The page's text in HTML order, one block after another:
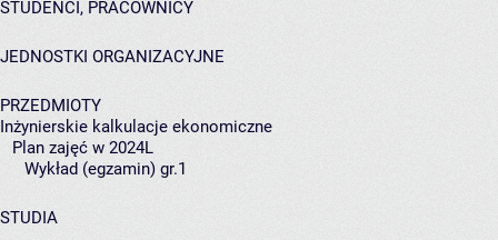
STUDENCI, PRACOWNICY
JEDNOSTKI ORGANIZACYJNE
PRZEDMIOTY
Inżynierskie kalkulacje ekonomiczne
Plan zajęć w 2024L
Wykład (egzamin) gr.1
STUDIA